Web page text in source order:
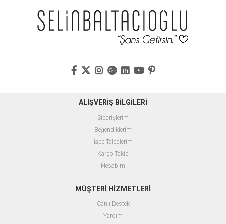
ALIŞVERİŞ BİLGİLERİ
Siparişlerim
Beğendiklerim
İade Taleplerim
Kargo Takip
Hesabım
MÜŞTERİ HİZMETLERİ
Canlı Destek
Yardım